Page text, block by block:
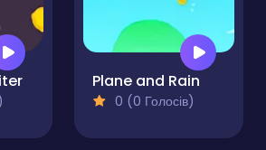
Plane and Rain
0 (0 Голосів)